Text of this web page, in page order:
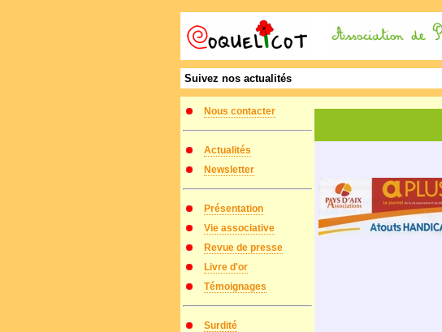
Suivez nos actualités
Nous contacter
Actualités
Newsletter
Présentation
Vie associative
Revue de presse
Livre d'or
Témoignages
Surdité